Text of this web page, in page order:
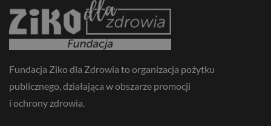
Fundacja Ziko dla Zdrowia to organizacja pożytku
publicznego, działająca w obszarze promocji
i ochrony zdrowia.